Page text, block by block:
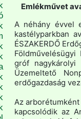
Emlékművet
A néhány évvel
kastélyparkban
ÉSZAKERDŐ
gróf nagykárolyi
Üzemeltető
erdőgazdaság
Az
kapcsolódik az